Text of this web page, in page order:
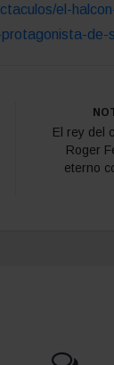
el-
de-
El rey del
Roger
eterno